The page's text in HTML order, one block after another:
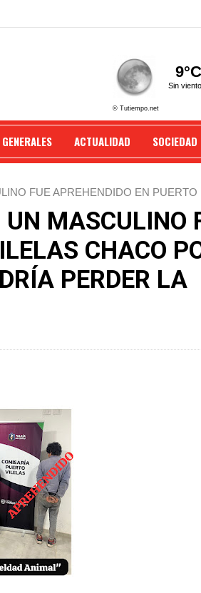
GENERALES ACTUALIDAD SOCIEDAD
FUE APREHENDIDO EN PUERTO
MASCULINO
CHACO
PERDER LA